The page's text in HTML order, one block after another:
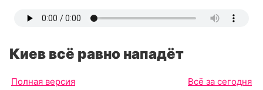
Киев всё равно нападёт
Полная версия Всё за сегодня